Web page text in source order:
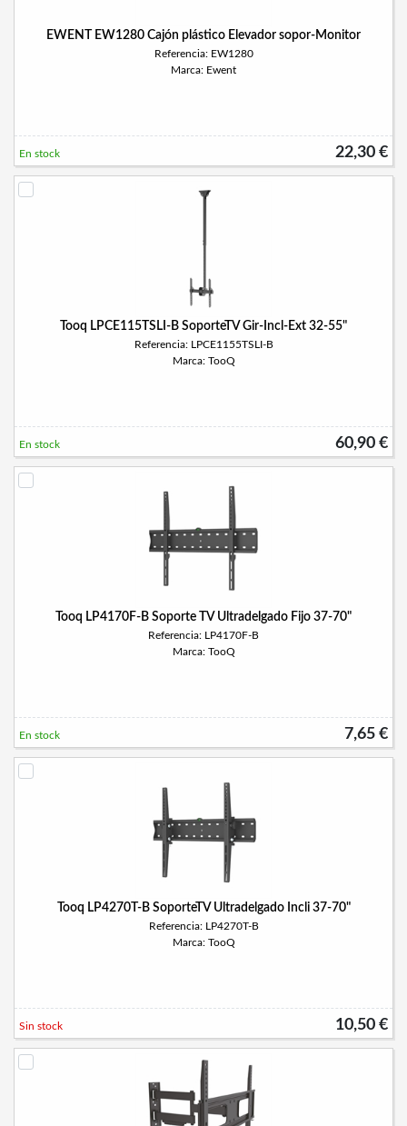
EWENT EW1280 Cajón plástico Elevador sopor-Monitor
Referencia: EW1280
Marca: Ewent
22,30 €
En stock
Tooq LPCE115TSLI-B SoporteTV Gir-Incl-Ext 32-55"
Referencia: LPCE1155TSLI-B
Marca: TooQ
60,90 €
En stock
Tooq LP4170F-B Soporte TV Ultradelgado Fijo 37-70"
Referencia: LP4170F-B
Marca: TooQ
7,65 €
En stock
Tooq LP4270T-B SoporteTV Ultradelgado Incli 37-70"
Referencia: LP4270T-B
Marca: TooQ
10,50 €
Sin stock